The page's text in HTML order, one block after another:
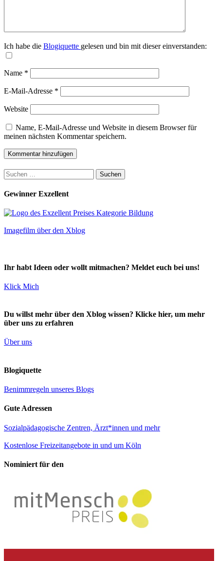
Ich habe die Blogiquette gelesen und bin mit dieser einverstanden:
Name *
E-Mail-Adresse *
Website
Name, E-Mail-Adresse und Website in diesem Browser für
meinen nächsten Kommentar speichern.
Suchen
nach:
Gewinner Exzellent
Imagefilm über den Xblog
Ihr habt Ideen oder wollt mitmachen? Meldet euch bei uns!
Klick Mich
Du willst mehr über den Xblog wissen? Klicke hier, um mehr
über uns zu erfahren
Über uns
Blogiquette
Benimmregeln unseres Blogs
Gute Adressen
Sozialpädagogische Zentren, Ärzt*innen und mehr
Kostenlose Freizeitangebote in und um Köln
Nominiert für den